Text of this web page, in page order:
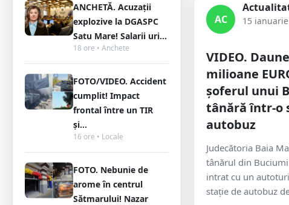
ANCHETĂ. Acuzații
explozive la DGASPC
Satu Mare! Salarii uri...
18 ore • Anchete
FOTO/VIDEO. Accident
cumplit! Impact
frontal între un TIR
și...
16 ore • Locale
FOTO. Nebunie de
arome în centrul
Sătmarului! Nazar
AC 15
VIDEO.
milioane
șoferul unui
tânără într-o
autobuz
Judecătoria Baia
tânărul din
intrat cu un
stație de autobuz